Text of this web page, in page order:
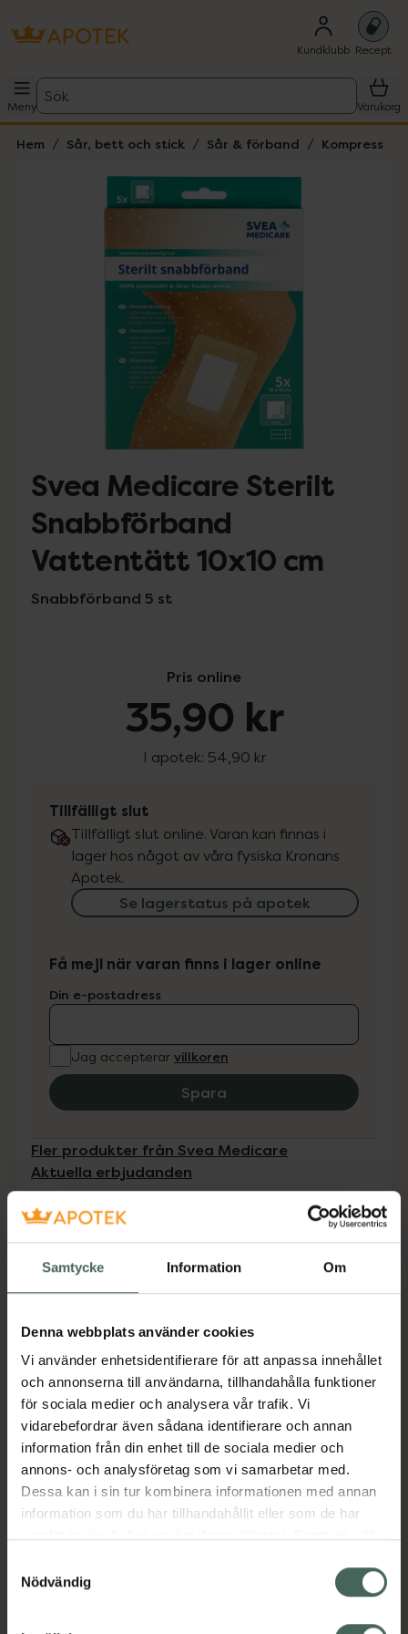
Samtycke Information Om
Denna webbplats använder cookies
Vi använder enhetsidentifierare för att anpassa innehållet
och annonserna till användarna, tillhandahålla funktioner
för sociala medier och analysera vår trafik. Vi
vidarebefordrar även sådana identifierare och annan
information från din enhet till de sociala medier och
annons- och analysföretag som vi samarbetar med.
Dessa kan i sin tur kombinera informationen med annan
information som du har tillhandahållit eller som de har
återkalla ditt samtycke via webbplatsens
cookieinställningar. Ett återkallat samtycke påverkar inte
lagligheten av behandling som skett innan återkallelsen.
Nödvändig
Kundklubb Recept
Meny
Sök
Varukorg
Hem Sår, bett och stick Sår & förband Kompress
Lista: . Innehåller 1 objekt.
Hoppa över Lista
Svea Medicare Sterilt
Snabbförband
Vattentätt 10x10 cm
Snabbförband 5 st
Pris online
35,90 kr
I apotek: 54,90 kr
Tillfälligt slut
Tillfälligt slut online. Varan kan finnas i
lager hos något av våra fysiska Kronans
Apotek.
Se lagerstatus på apotek
Få mejl när varan finns i lager online
Din e-postadress
Jag accepterar villkoren
Spara
Fler produkter från Svea Medicare
Aktuella erbjudanden
Beskrivning Dölj
Medicinteknisk produkt.
CE-märkning att produkten är
säker att använda och uppfyller
gällande krav.
Sterilt snabbförband 100% vattentät. Går att
duscha och bada Mjukt, Skonsamt mot
känslig hud. Latexfri. Högabsorberande
kompress som inte fastnar i såret.
Polyurethane (PU film) materialet är
vattenburet membran som skyddar mot fukt,
smuts och bakterier och det låter huden
skärsår, skrapsår, brännsår och operationssår.